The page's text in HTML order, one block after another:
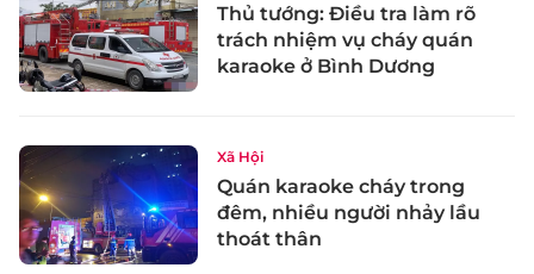
Thủ tướng: Điều tra làm rõ
trách nhiệm vụ cháy quán
karaoke ở Bình Dương
Xã Hội
Quán karaoke cháy trong
đêm, nhiều người nhảy lầu
thoát thân